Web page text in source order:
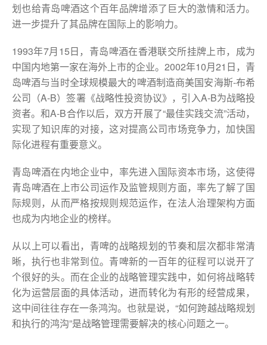
划也给青岛啤酒这个百年品牌增添了巨大的激情和活力。
进一步提升了其品牌在国际上的影响力。
1993年7月15日，青岛啤酒在香港联交所挂牌上市，成为
中国内地第一家在海外上市的企业。2002年10月21日，青
岛啤酒与当时全球规模最大的啤酒制造商美国安海斯-布希
公司（A-B）签署《战略性投资协议》，引入A-B为战略投
资者。和A-B合作以后，双方开展了“最佳实践交流”活动，
实现了知识库的对接，这对提高公司市场竞争力，加快国
际化进程有重要意义。
青岛啤酒在内地企业中，率先进入国际资本市场，这使得
青岛啤酒在上市公司运作及监管规则方面，率先了解了国
际规则，从而严格按规则规范运作，在法人治理架构方面
也成为内地企业的榜样。
从以上可以看出，青啤的战略规划的节奏和层次都非常清
晰，执行也非常到位。青啤新的一百年的征程可以说开了
个很好的头。而在企业的战略管理实践中，如何将战略转
化为运营层面的具体活动，进而转化为有形的经营成果，
这中间往往存在一条鸿沟。也就是说，“如何跨越战略规划
和执行的鸿沟”是战略管理需要解决的核心问题之一。